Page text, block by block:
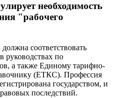
необходимость
"рабочего
соответствовать
руководствах по
а также Единому тарифно-
(ЕТКС). Профессия
государством, и
последствий.